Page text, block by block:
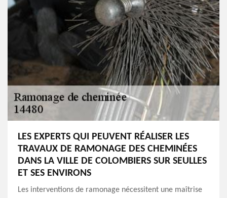
LES EXPERTS QUI PEUVENT RÉALISER LES
TRAVAUX DE RAMONAGE DES CHEMINÉES
DANS LA VILLE DE COLOMBIERS SUR SEULLES
ET SES ENVIRONS
Les interventions de ramonage nécessitent une maîtrise